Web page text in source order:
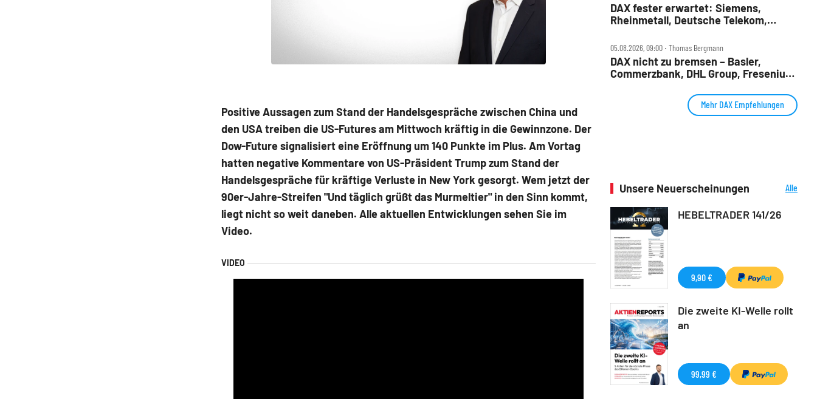
Positive Aussagen zum Stand der Handelsgespräche zwischen China und
den USA treiben die US-Futures am Mittwoch kräftig in die Gewinnzone. Der
Dow-Future signalisiert eine Eröffnung um 140 Punkte im Plus. Am Vortag
hatten negative Kommentare von US-Präsident Trump zum Stand der
Handelsgespräche für kräftige Verluste in New York gesorgt. Wem jetzt der
90er-Jahre-Streifen "Und täglich grüßt das Murmeltier" in den Sinn kommt,
liegt nicht so weit daneben. Alle aktuellen Entwicklungen sehen Sie im
Video.
DAX fester erwartet: Siemens,
Rheinmetall, Deutsche Telekom,
05.08.2026, 09:00 ‧ Thomas Bergmann
DAX nicht zu bremsen – Basler,
Commerzbank, DHL Group, Fresenius,
Mehr DAX Empfehlungen
Unsere Neuerscheinungen
Alle
HEBELTRADER 141/26
9,90 €
Die zweite KI-Welle rollt
an
99,99 €